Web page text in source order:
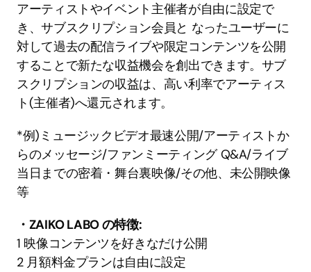
アーティストやイベント主催者が自由に設定で
き、サブスクリプション会員と なったユーザーに
対して過去の配信ライブや限定コンテンツを公開
することで新たな収益機会を創出できます。サブ
スクリプションの収益は、高い利率でアーティス
ト(主催者)へ還元されます。
*例)ミュージックビデオ最速公開/アーティストか
らのメッセージ/ファンミーティング Q&A/ライブ
当日までの密着・舞台裏映像/その他、未公開映像
等
・ZAIKO LABO の特徴:
1 映像コンテンツを好きなだけ公開
2 月額料金プランは自由に設定